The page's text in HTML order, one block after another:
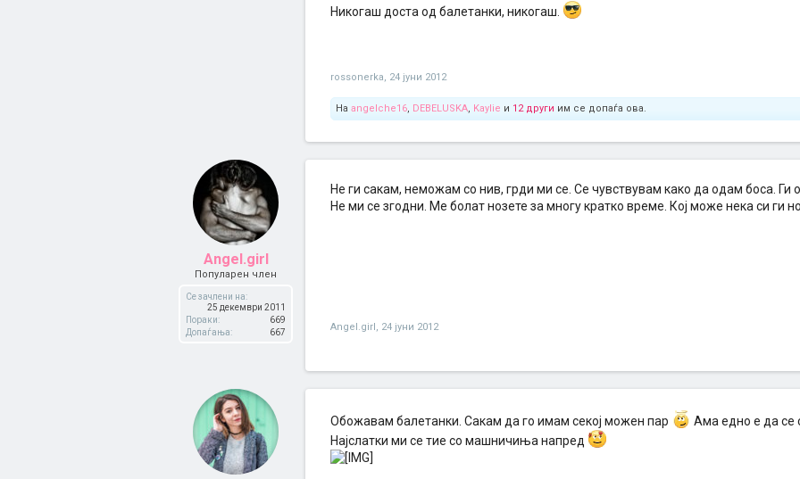
Никогаш доста од балетанки, никогаш.
rossonerka, 24 јуни 2012
На angelche16, DEBELUSKA, Kaylie и 12 други им се допаѓа ова.
Angel.girl
Популарен член
Се зачлени на:
25 декември 2011
Пораки:
669
Допаѓања:
667
Не ги сакам, неможам со нив, грди ми се. Се чувствувам како да одам боса. Ги
Не ми се згодни. Ме болат нозете за многу кратко време. Кој може нека си ги
Angel.girl, 24 јуни 2012
Обожавам балетанки. Сакам да го имам секој можен пар
Ама едно е да се
Најслатки ми се тие со машничиња напред